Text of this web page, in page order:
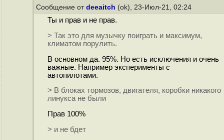
Сообщение от deeaitch (ok), 23-Июл-21, 02:24
Ты и прав и не прав.
> Так это для музычку поиграть и максимум,
климатом порулить.
В основном да. 95%. Но есть исключения и очень
важные. Например эксперименты с
автопилотами.
> В блоках тормозов, двигателя, коробки никакого
линукса не были
Прав 100%
> и не бдет